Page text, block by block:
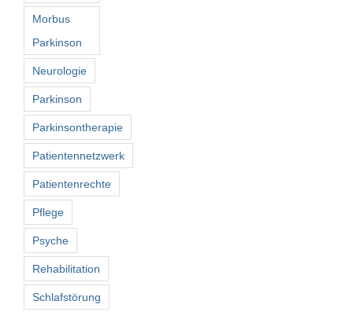
Morbus
Parkinson
Neurologie
Parkinson
Parkinsontherapie
Patientennetzwerk
Patientenrechte
Pflege
Psyche
Rehabilitation
Schlafstörung